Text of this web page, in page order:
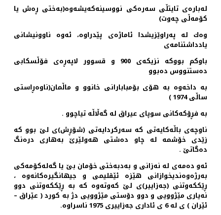
له‌باره‌ی تایتڵی سه‌ره‌كی نووسینه‌كه‌یشه‌وه‌(به‌ختی ڕه‌ش یا
كۆمه‌ڵی چه‌وت)
وه‌ك له‌ په‌راوێزیشدا ئاماژه‌ی پێدراوه‌، ئه‌وه‌ ناوونیشانی
یادداشتنامه‌ی
باوكم بووكه‌ نزیكه‌ی 900 و قسوور لاپه‌ڕه‌ی فۆڵسكابی
ده‌ستنووس ده‌بوو
به‌ داخه‌وه‌ به‌ هۆی بۆمبابارانی خانوو و ماڵمان(ناوه‌ڕاستی
ساڵی 1974 )
به‌ فڕۆكه‌كانی سوپای عیراق له‌ گه‌ڵاڵه‌ تیاچوو .
ناوچه‌ی باڵه‌كایه‌تی ‌كه‌ سه‌ركردایه‌تی (شۆڕش)ی لێ بوو كه‌
زێدی خۆشمه‌ له‌ چاو ده‌شتی هه‌ولێرێ به‌هاری دره‌نگ
ده‌گاتێ .
ئه‌و ده‌مه‌ی له‌ نه‌زانی و به‌دبه‌ختی خۆمان بێ یا گه‌له‌كۆمه‌كی
به‌رژه‌وه‌ندیخوازانی هێزه‌ ئێقلیمی و جیهانگیره‌كانه‌وه‌ ،
ڕێككه‌وتنی (جه‌زاییر)ی لێ كه‌وته‌وه‌ كه‌ به‌ ڕێككه‌وتنی دوو
نه‌یاری مێژوویی و دوو دۆستی مێژوویی دژ به‌ كورد ( عێراق –
ئێران ) ی له‌ 6 ی ئاداری جه‌زاییری 1975 ناسراوه‌.